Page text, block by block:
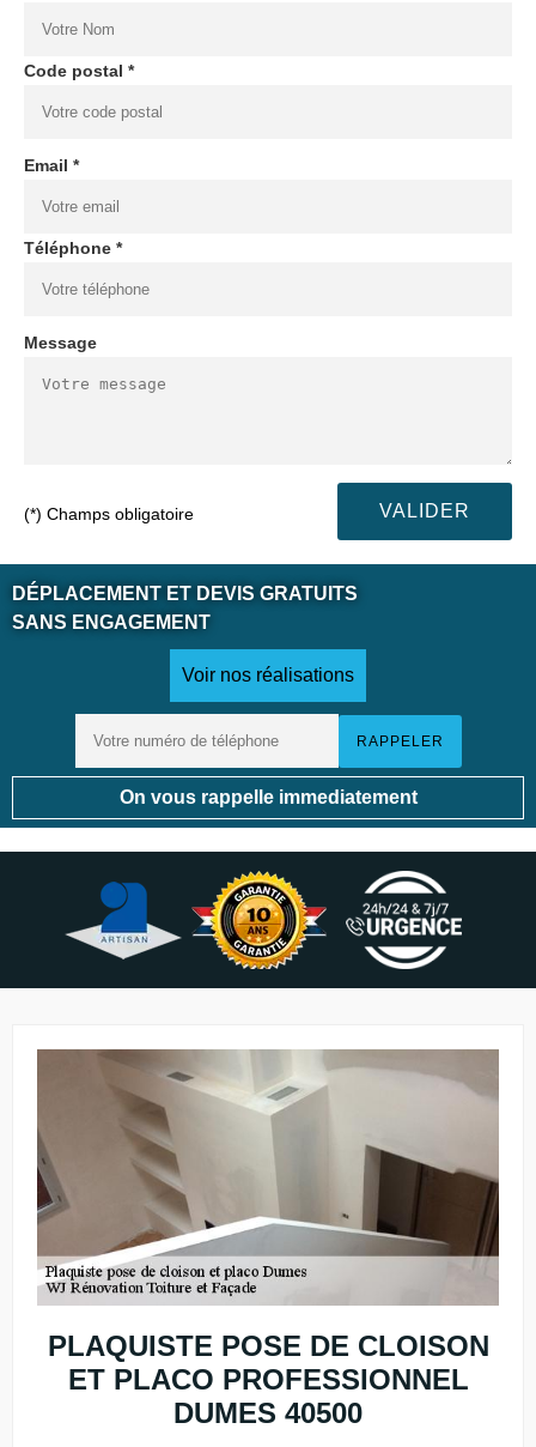
Code postal *
Email *
Téléphone *
Message
(*) Champs obligatoire
DÉPLACEMENT ET DEVIS GRATUITS
SANS ENGAGEMENT
Voir nos réalisations
On vous rappelle immediatement
PLAQUISTE POSE DE CLOISON
ET PLACO PROFESSIONNEL
DUMES 40500